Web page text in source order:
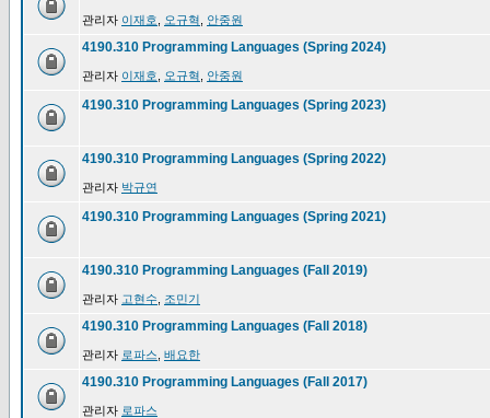
관리자 이재호 오규혁 안중원
4190.310 Programming Languages (Spring 2024)
관리자 이재호 오규혁 안중원
4190.310 Programming Languages (Spring 2023)
4190.310 Programming Languages (Spring 2022)
관리자 박규연
4190.310 Programming Languages (Spring 2021)
4190.310 Programming Languages (Fall 2019)
관리자 고현수 조민기
4190.310 Programming Languages (Fall 2018)
관리자 로파스 배요한
4190.310 Programming Languages (Fall 2017)
관리자 로파스